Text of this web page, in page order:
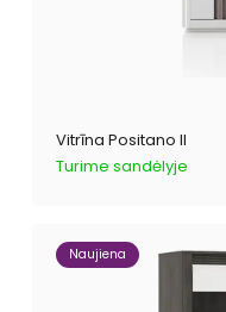
Vitrīna Positano II
Turime sandėlyje
Naujiena